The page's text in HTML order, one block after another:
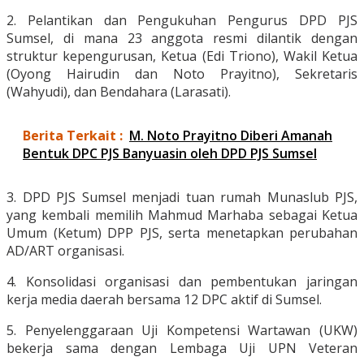
2. Pelantikan dan Pengukuhan Pengurus DPD PJS
Sumsel, di mana 23 anggota resmi dilantik dengan
struktur kepengurusan, Ketua (Edi Triono), Wakil Ketua
(Oyong Hairudin dan Noto Prayitno), Sekretaris
(Wahyudi), dan Bendahara (Larasati).
Berita Terkait : M. Noto Prayitno Diberi Amanah
Bentuk DPC PJS Banyuasin oleh DPD PJS Sumsel
3. DPD PJS Sumsel menjadi tuan rumah Munaslub PJS,
yang kembali memilih Mahmud Marhaba sebagai Ketua
Umum (Ketum) DPP PJS, serta menetapkan perubahan
AD/ART organisasi.
4. Konsolidasi organisasi dan pembentukan jaringan
kerja media daerah bersama 12 DPC aktif di Sumsel.
5. Penyelenggaraan Uji Kompetensi Wartawan (UKW)
bekerja sama dengan Lembaga Uji UPN Veteran